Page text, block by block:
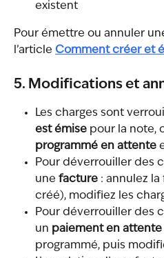
existent
Pour émettre ou annuler
l’article Comment créer et
5. Modifications et
Les charges sont
est émise pour la note,
programmé en attente
Pour déverrouiller des
une facture : annulez
créé), modifiez les
Pour déverrouiller des
un paiement en attente
programmé, puis